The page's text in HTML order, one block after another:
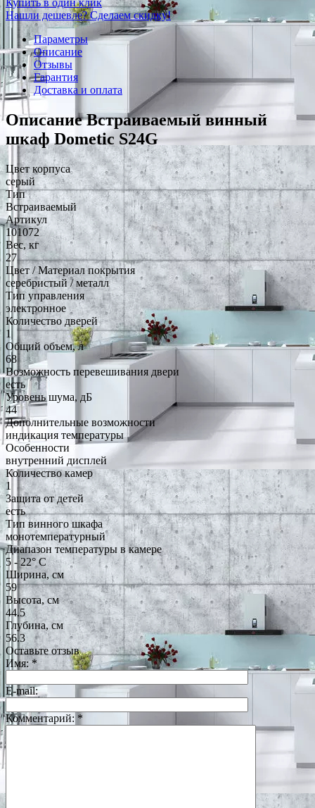
Купить в один клик
Нашли дешевле? Сделаем скидку!
Параметры
Описание
Отзывы
Гарантия
Доставка и оплата
Описание Встраиваемый винный
шкаф Dometic S24G
Цвет корпуса
серый
Тип
Встраиваемый
Артикул
101072
Вес, кг
27
Цвет / Материал покрытия
серебристый / металл
Тип управления
электронное
Количество дверей
1
Общий объем, л
68
Возможность перевешивания двери
есть
Уровень шума, дБ
44
Дополнительные возможности
индикация температуры
Особенности
внутренний дисплей
Количество камер
1
Защита от детей
есть
Тип винного шкафа
монотемпературный
Диапазон температуры в камере
5 - 22° С
Ширина, см
59
Высота, см
44.5
Глубина, см
56.3
Оставьте отзыв
Имя:*
E-mail:
Комментарий: *